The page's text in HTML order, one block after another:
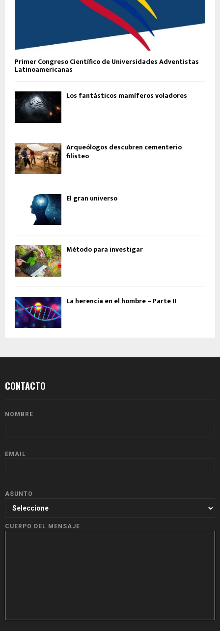
Primer Congreso Científico de Universidades Adventistas
Latinoamericanas
Los fantásticos mamíferos voladores
Arqueólogos descubren cementerio
filisteo
El gran universo
Método para investigar
La herencia en el hombre – Parte II
CONTACTO
NOMBRE
EMAIL
ASUNTO
CUERPO DEL MENSAJE